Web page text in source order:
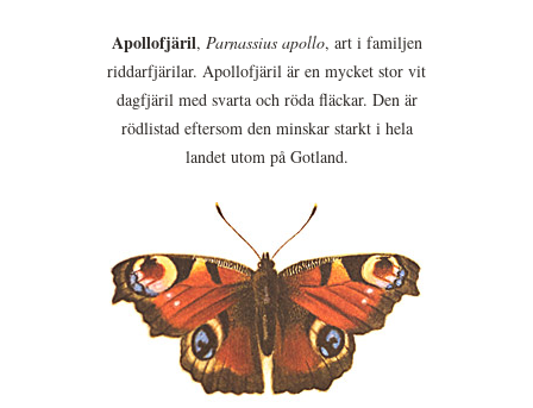
Apollofjäril, Parnassius apollo, art i familjen
riddarfjärilar. Apollofjäril är en mycket stor vit
dagfjäril med svarta och röda fläckar. Den är
rödlistad eftersom den minskar starkt i hela
landet utom på Gotland.